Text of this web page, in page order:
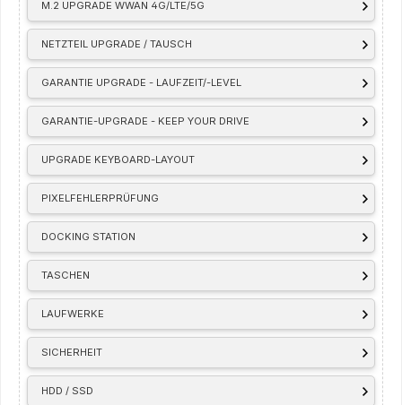
M.2 UPGRADE WWAN 4G/LTE/5G
NETZTEIL UPGRADE / TAUSCH
GARANTIE UPGRADE - LAUFZEIT/-LEVEL
GARANTIE-UPGRADE - KEEP YOUR DRIVE
UPGRADE KEYBOARD-LAYOUT
PIXELFEHLERPRÜFUNG
DOCKING STATION
TASCHEN
LAUFWERKE
SICHERHEIT
HDD / SSD